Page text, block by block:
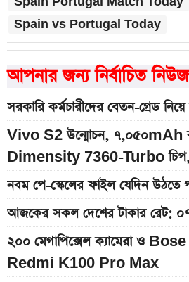
Spain vs Portugal Today
আপনার জন্য নির্বাচিত নিউজ
সরকারি কর্মচারীদের বেতন-গ্রেড নিয়ে
Vivo S2 উন্মোচন, ৭,০৫০mAh
Dimensity 7360-Turbo চিপ,
নবম পে-স্কেলের ফাইল যেদিন উঠতে
আজকের সকল দেশের টাকার রেট:
২০০ মেগাপিক্সেল ক্যামেরা ও
Redmi K100 Pro Max